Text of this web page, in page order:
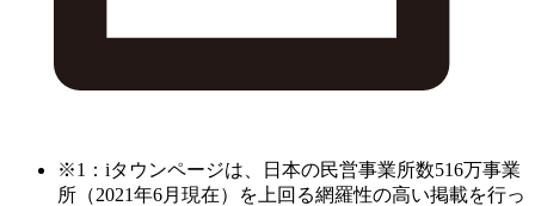
※1：iタウンページは、日本の民営事業所数516万事業
所（2021年6月現在）を上回る網羅性の高い掲載を行っ